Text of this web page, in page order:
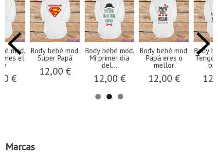
Marcas
el
Body bebé mod.
Super Papá
12,00 €
Body bebé mod.
Mi primer día
del...
12,00 €
Body bebé mod.
Papá eres o
mellor
12,00 €
Body bebé
Tengo el
papá...
12,00